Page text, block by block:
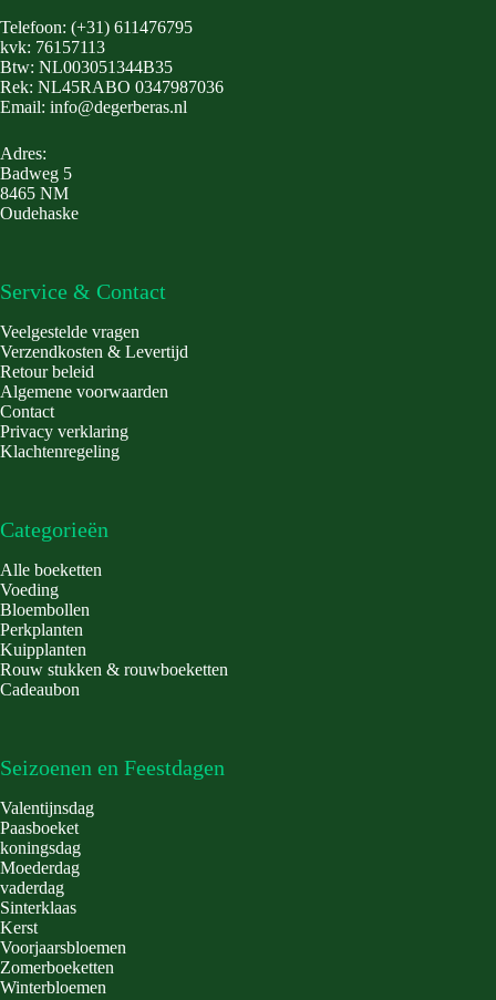
Telefoon: (+31) 611476795
kvk: 76157113
Btw: NL003051344B35
Rek: NL45RABO 0347987036
Email: info@degerberas.nl
Adres:
Badweg 5
8465 NM
Oudehaske
Service & Contact
Veelgestelde vragen
Verzendkosten & Levertijd
Retour beleid
Algemene voorwaarden
Contact
Privacy verklaring
Klachtenregeling
Categorieën
Alle boeketten
Voeding
Bloembollen
Perkplanten
Kuipplanten
Rouw stukken & rouwboeketten
Cadeaubon
Seizoenen en Feestdagen
Valentijnsdag
Paasboeket
koningsdag
Moederdag
vaderdag
Sinterklaas
Kerst
Voorjaarsbloemen
Zomerboeketten
Winterbloemen